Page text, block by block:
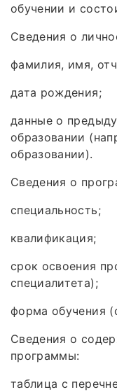
обучении и
Сведения о
фамилия, имя,
дата рождения;
данные о
образовании
образовании).
Сведения о
специальность;
квалификация;
срок освоения
специалитета);
форма обучения
Сведения о
программы:
таблица с